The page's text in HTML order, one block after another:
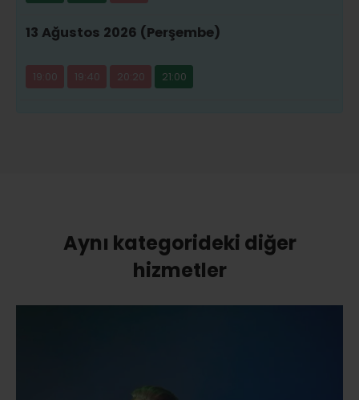
13 Ağustos 2026 (Perşembe)
19:00 19:40 20:20 21:00
Aynı kategorideki diğer
hizmetler